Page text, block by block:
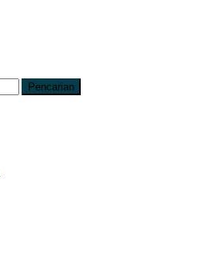
Pencarian